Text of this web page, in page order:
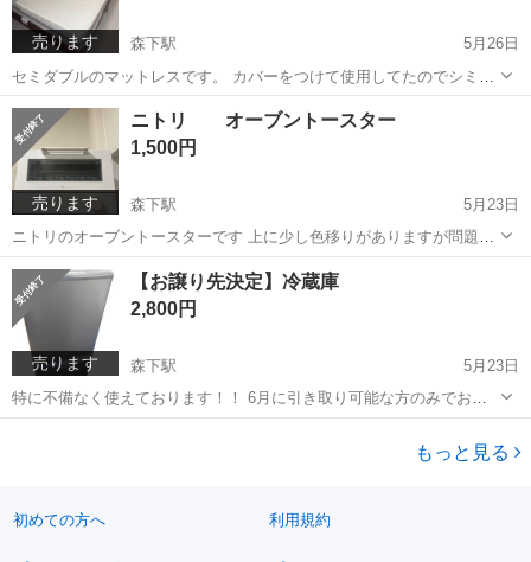
売ります 森下駅
5月26日
セミダブルのマットレスです。 カバーをつけて使用してたのでシミな
ど汚れなく綺麗です！
愛知 名古屋市 森下駅 寝具 セミダブル
売ります
ニトリ オーブントースター
1,500円
森下駅
5月23日
ニトリのオーブントースターです 上に少し色移りがありますが問題な
く使えます
愛知 名古屋市 森下駅 キッチン家電
売ります
【お譲り先決定】冷蔵庫
2,800円
森下駅
5月23日
特に不備なく使えております！！ 6月に引き取り可能な方のみでお願
いします
もっと見る
初めての方へ 利用規約